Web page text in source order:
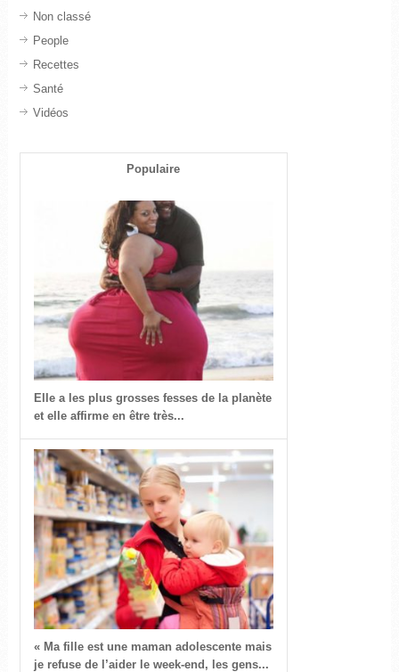
Non classé
People
Recettes
Santé
Vidéos
Populaire
Elle a les plus grosses fesses de la planète
et elle affirme en être très...
« Ma fille est une maman adolescente mais
je refuse de l’aider le week-end, les gens...